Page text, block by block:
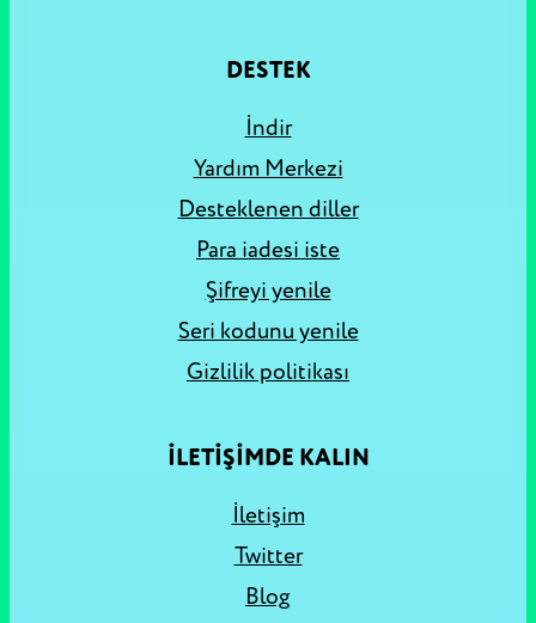
DESTEK
İndir
Yardım Merkezi
Desteklenen diller
Para iadesi iste
Şifreyi yenile
Seri kodunu yenile
Gizlilik politikası
İLETİŞİMDE KALIN
İletişim
Twitter
Blog